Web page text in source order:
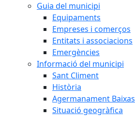
Guia del municipi
Equipaments
Empreses i comerços
Entitats i associacions
Emergències
Informació del municipi
Sant Climent
Història
Agermanament Baixas
Situació geogràfica